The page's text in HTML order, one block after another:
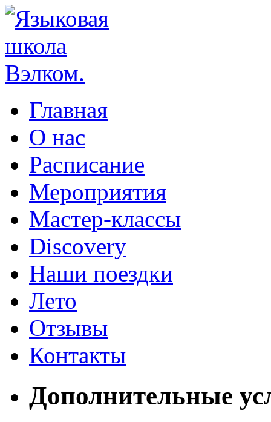
Главная
О нас
Расписание
Мероприятия
Мастер-классы
Discovery
Наши поездки
Лето
Отзывы
Контакты
Дополнительные